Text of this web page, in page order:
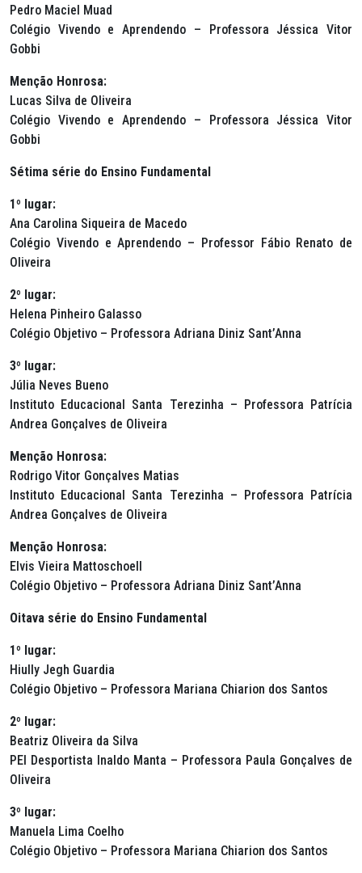
Pedro Maciel Muad
Colégio Vivendo e Aprendendo – Professora Jéssica Vitor
Gobbi
Menção Honrosa:
Lucas Silva de Oliveira
Colégio Vivendo e Aprendendo – Professora Jéssica Vitor
Gobbi
Sétima série do Ensino Fundamental
1º lugar:
Ana Carolina Siqueira de Macedo
Colégio Vivendo e Aprendendo – Professor Fábio Renato de
Oliveira
2º lugar:
Helena Pinheiro Galasso
Colégio Objetivo – Professora Adriana Diniz Sant’Anna
3º lugar:
Júlia Neves Bueno
Instituto Educacional Santa Terezinha – Professora Patrícia
Andrea Gonçalves de Oliveira
Menção Honrosa:
Rodrigo Vitor Gonçalves Matias
Instituto Educacional Santa Terezinha – Professora Patrícia
Andrea Gonçalves de Oliveira
Menção Honrosa:
Elvis Vieira Mattoschoell
Colégio Objetivo – Professora Adriana Diniz Sant’Anna
Oitava série do Ensino Fundamental
1º lugar:
Hiully Jegh Guardia
Colégio Objetivo – Professora Mariana Chiarion dos Santos
2º lugar:
Beatriz Oliveira da Silva
PEI Desportista Inaldo Manta – Professora Paula Gonçalves de
Oliveira
3º lugar:
Manuela Lima Coelho
Colégio Objetivo – Professora Mariana Chiarion dos Santos